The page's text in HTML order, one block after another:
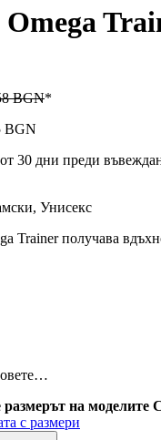
Omega
BGN*
BGN
30 дни преди
Унисекс
Trainer получава
размерът на моделите
с размери